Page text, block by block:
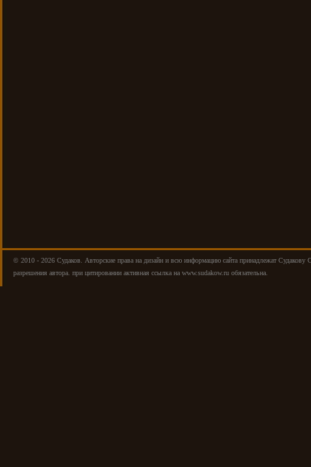
© 2010 - 2026 Cудаков. Авторские права на дизайн и всю информацию сайта принадлежат Судакову
разрешения автора. при цитировании активная ссылка на www.sudakow.ru обязательна.